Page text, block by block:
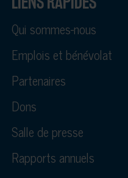
Qui sommes-nous
Emplois et bénévolat
Partenaires
Dons
Salle de presse
Rapports annuels